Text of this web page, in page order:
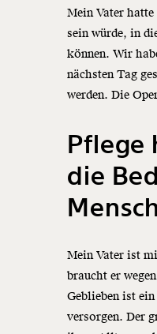
Mein Vater
sein würde, in
können. Wir
nächsten Tag
werden. Die
Pflege
die
Mein Vater ist
braucht er
Geblieben ist
versorgen. Der